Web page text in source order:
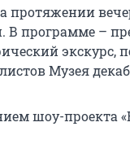
программе –
Музея
шоу-проекта